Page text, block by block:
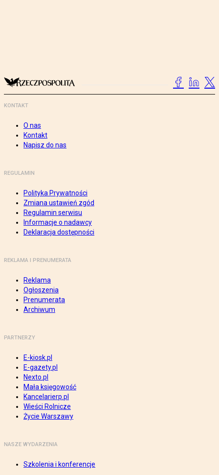
KONTAKT
O nas
Kontakt
Napisz do nas
REGULAMIN
Polityka Prywatności
Zmiana ustawień zgód
Regulamin serwisu
Informacje o nadawcy
Deklaracja dostępności
REKLAMA I PRENUMERATA
Reklama
Ogłoszenia
Prenumerata
Archiwum
PARTNERZY
E-kiosk.pl
E-gazety.pl
Nexto.pl
Mała księgowość
Kancelarierp.pl
Wieści Rolnicze
Życie Warszawy
NASZE WYDARZENIA
Szkolenia i konferencje